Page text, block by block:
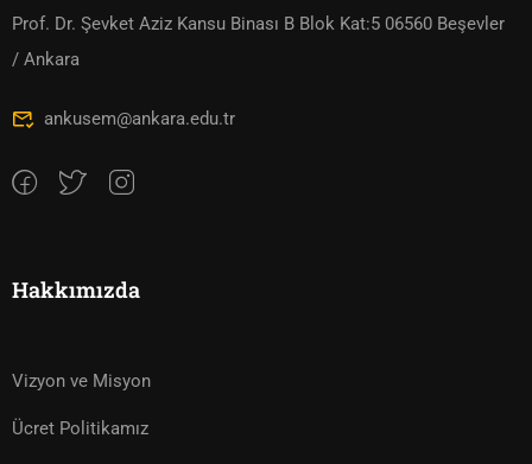
Prof. Dr. Şevket Aziz Kansu Binası B Blok Kat:5 06560 Beşevler
/ Ankara
ankusem@ankara.edu.tr
Hakkımızda
Vizyon ve Misyon
Ücret Politikamız